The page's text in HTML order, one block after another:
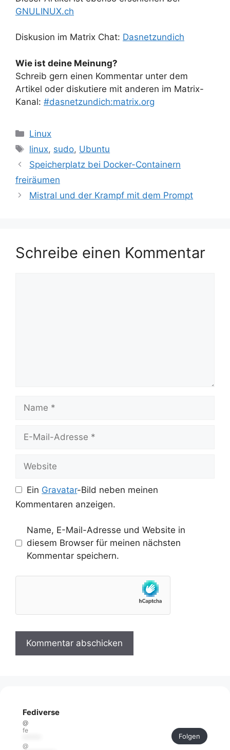
GNULINUX.ch
Diskusion im Matrix Chat: Dasnetzundich
Wie ist deine Meinung?
Schreib gern einen Kommentar unter dem
Artikel oder diskutiere mit anderen im Matrix-
Kanal: #dasnetzundich:matrix.org
Kategorien
Linux
Schlagwörter
linux, sudo, Ubuntu
Speicherplatz bei Docker-Containern
freiräumen
Mistral und der Krampf mit dem Prompt
Schreibe einen Kommentar
Mail-
Ein Gravatar-Bild neben meinen
Kommentaren anzeigen.
Name, E-Mail-Adresse und Website in
diesem Browser für meinen nächsten
Kommentar speichern.
Fediverse
@
fe
@
Folgen